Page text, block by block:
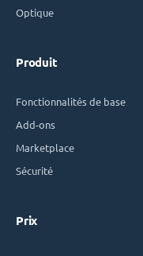
Optique
Produit
Fonctionnalités de base
Add-ons
Marketplace
Sécurité
Prix